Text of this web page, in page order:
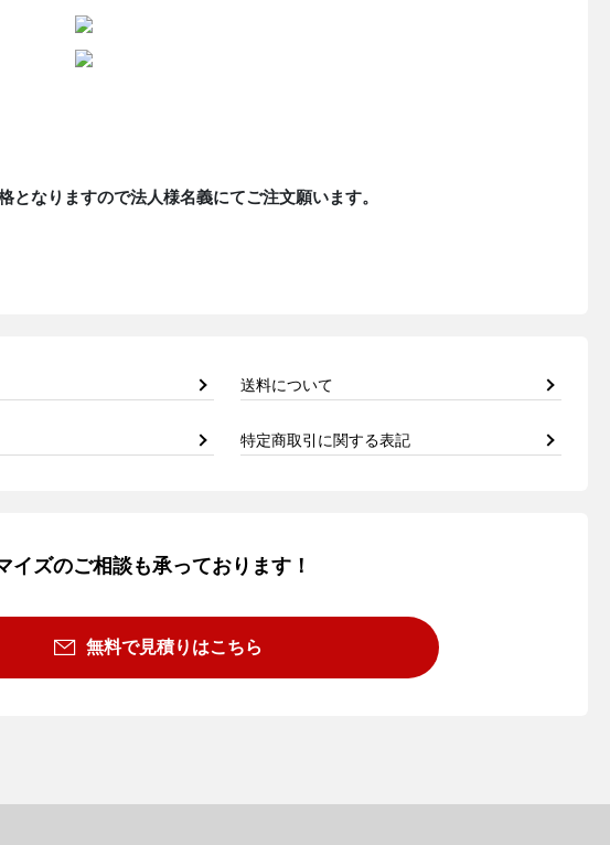
なりますので法人様名義にてご注文願います。
送料について
特定商取引に関する表記
イズのご相談も承っております！
無料で見積りはこちら